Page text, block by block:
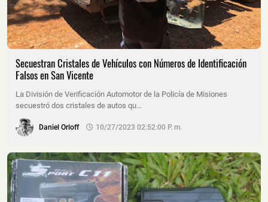
Secuestran Cristales de Vehículos con Números de Identificación
Falsos en San Vicente
La División de Verificación Automotor de la Policía de Misiones
secuestró dos cristales de autos qu…
Daniel Orloff 10/27/2023 02:52:00 P. M.